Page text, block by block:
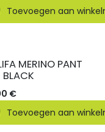
Vergelijken
Toevoegen aan
Vergelijken
MERINO PANT
€
Toevoegen aan